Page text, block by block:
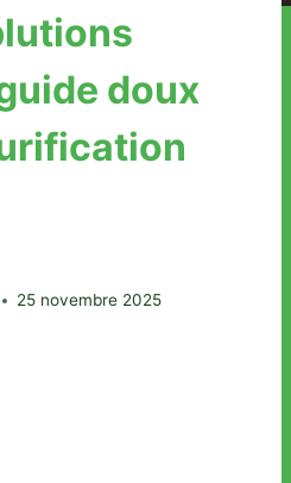
doux
25 novembre 2025